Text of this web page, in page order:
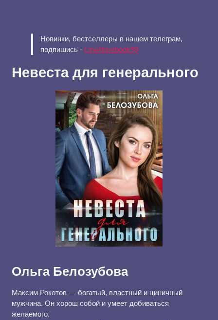
Новинки, бестселлеры в нашем телеграм,
подпишись - t.me/ilovebook99
Невеста для генерального
Ольга Белозубова
Максим Рокотов — богатый, властный и циничный
мужчина. Он хорош собой и умеет добиваться
желаемого.